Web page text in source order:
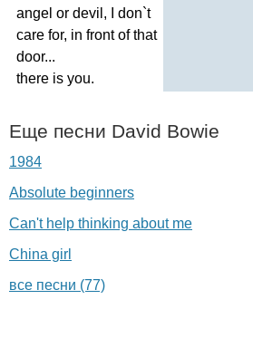
angel or devil , don`t
care for, in front of that
door...
there is you.
Еще песни David Bowie
1984
Absolute beginners
Can't help thinking about me
China girl
все песни (77)